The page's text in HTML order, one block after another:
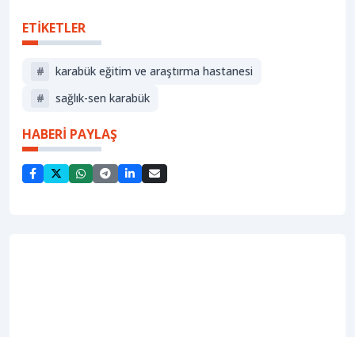
ETİKETLER
#
karabük eğitim ve araştırma hastanesi
#
sağlık-sen karabük
HABERİ PAYLAŞ